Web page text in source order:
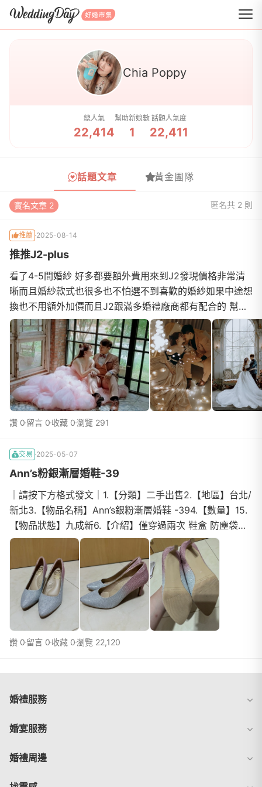
WeddingDay 好婚市集
Chia Poppy
總人氣
22,414
幫助新娘數
1
話題人氣度
22,411
話題文章 黃金團隊
實名文章 2 匿名共 2 則
推薦 2025-08-14
推推J2-plus
看了4-5間婚紗 好多都要額外費用來到J2發現價格非常清
晰而且婚紗款式也很多也不怕選不到喜歡的婚紗如果中途想
換也不用額外加價而且J2跟滿多婚禮廠商都有配合的 幫助
很大 老闆跟服務人員態度都非常好💕也很會幫客人找...
讚 0 留言 0 收藏 0瀏覽 291
交易 2025-05-07
Ann’s粉銀漸層婚鞋-39
｜請按下方格式發文｜1.【分類】二手出售2.【地區】台北/
新北3.【物品名稱】Ann’s銀粉漸層婚鞋 -394.【數量】15.
【物品狀態】九成新6.【介紹】僅穿過兩次 鞋盒 防塵袋都
還在 狀況極佳7.【價格】8008.【交易方式】面...
讚 0 留言 0 收藏 0瀏覽 22,120
婚禮服務
婚宴服務
婚禮周邊